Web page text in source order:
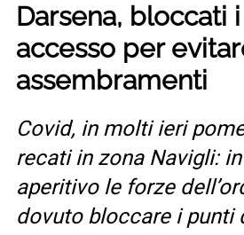
Darsena, bloccati
accesso per
assembramenti
Covid, in molti ieri
recati in zona Navigli:
aperitivo le forze
dovuto bloccare i punti